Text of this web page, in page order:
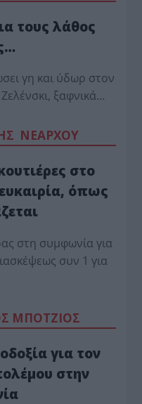
τους λάθος
γη και ύδωρ στον
ξαφνικά…
ΝΕΑΡΧΟΥ
στο
όπως
στη συμφωνία για
συν 1 για
ΜΠΟΤΖΙΟΣ
για τον
στην